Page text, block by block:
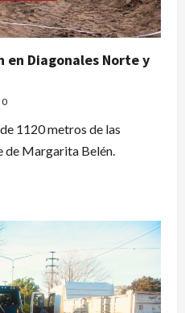
Diagonales Norte y
0
1120 metros de las
Margarita Belén.